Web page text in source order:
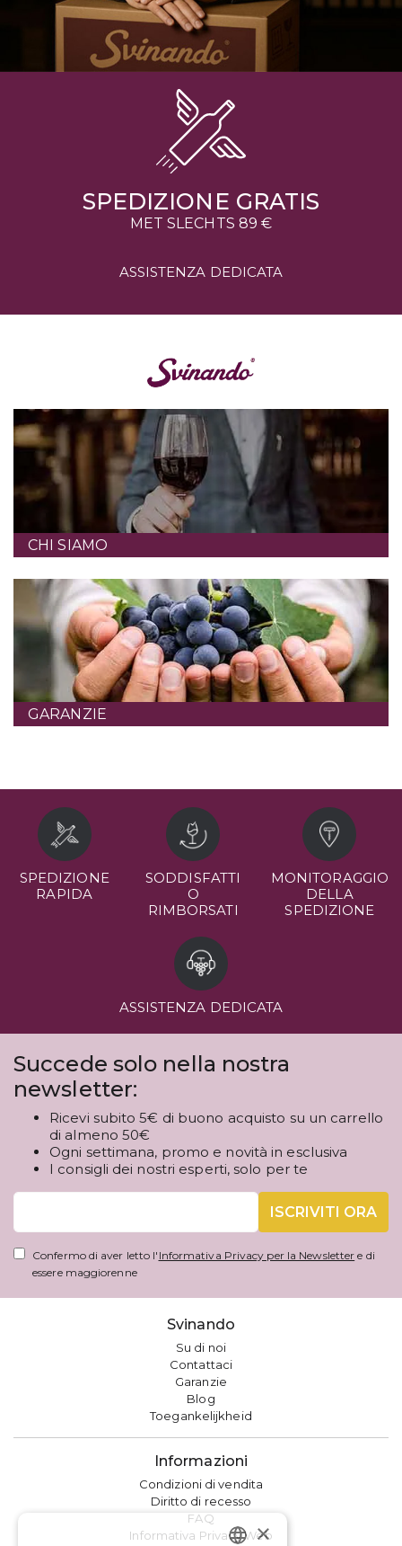
SPEDIZIONE GRATIS
MET SLECHTS 89 €
ASSISTENZA DEDICATA
CHI SIAMO
GARANZIE
SPEDIZIONE
RAPIDA
SODDISFATTI
O
RIMBORSATI
MONITORAGGIO
DELLA
SPEDIZIONE
ASSISTENZA DEDICATA
Succede solo nella nostra
newsletter:
Ricevi subito 5€ di buono acquisto su un carrello
di almeno 50€
Ogni settimana, promo e novità in esclusiva
I consigli dei nostri esperti, solo per te
ISCRIVITI ORA
Confermo di aver letto l' Informativa Privacy per la Newsletter e di
essere maggiorenne
Svinando
Su di noi
Contattaci
Garanzie
Blog
Toegankelijkheid
Informazioni
Condizioni di vendita
Diritto di recesso
FAQ
Informativa Privacy Web
×